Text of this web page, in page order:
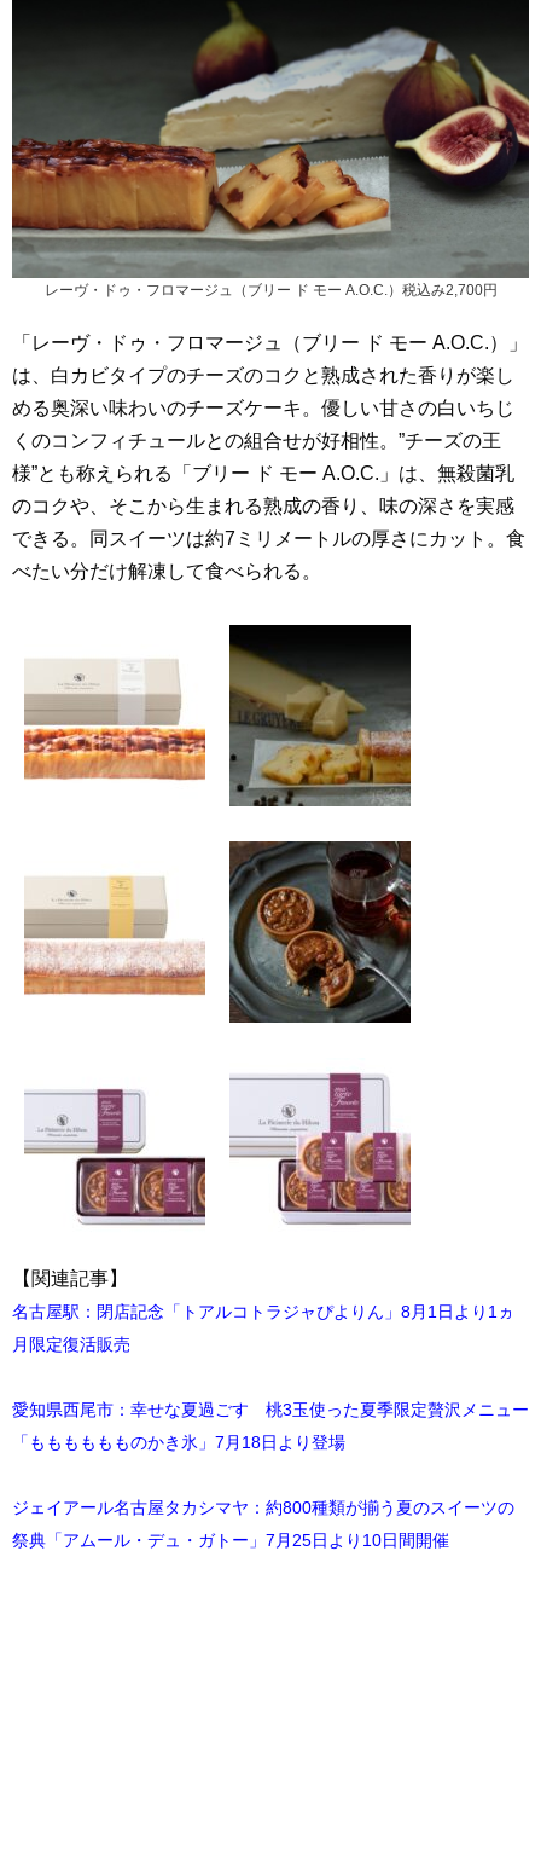
レーヴ・ドゥ・フロマージュ（ブリー ド モー A.O.C.）税込み2,700円
「レーヴ・ドゥ・フロマージュ（ブリー ド モー A.O.C.）」
は、白カビタイプのチーズのコクと熟成された香りが楽し
める奥深い味わいのチーズケーキ。優しい甘さの白いちじ
くのコンフィチュールとの組合せが好相性。”チーズの王
様”とも称えられる「ブリー ド モー A.O.C.」は、無殺菌乳
のコクや、そこから生まれる熟成の香り、味の深さを実感
できる。同スイーツは約7ミリメートルの厚さにカット。食
べたい分だけ解凍して食べられる。
【関連記事】
名古屋駅：閉店記念「トアルコトラジャぴよりん」8月1日より1ヵ
月限定復活販売
愛知県西尾市：幸せな夏過ごす 桃3玉使った夏季限定贅沢メニュー
「もももももものかき氷」7月18日より登場
ジェイアール名古屋タカシマヤ：約800種類が揃う夏のスイーツの
祭典「アムール・デュ・ガトー」7月25日より10日間開催